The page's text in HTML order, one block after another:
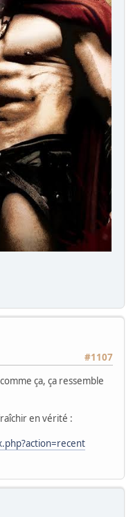
#1107
ça, ça ressemble
en vérité :